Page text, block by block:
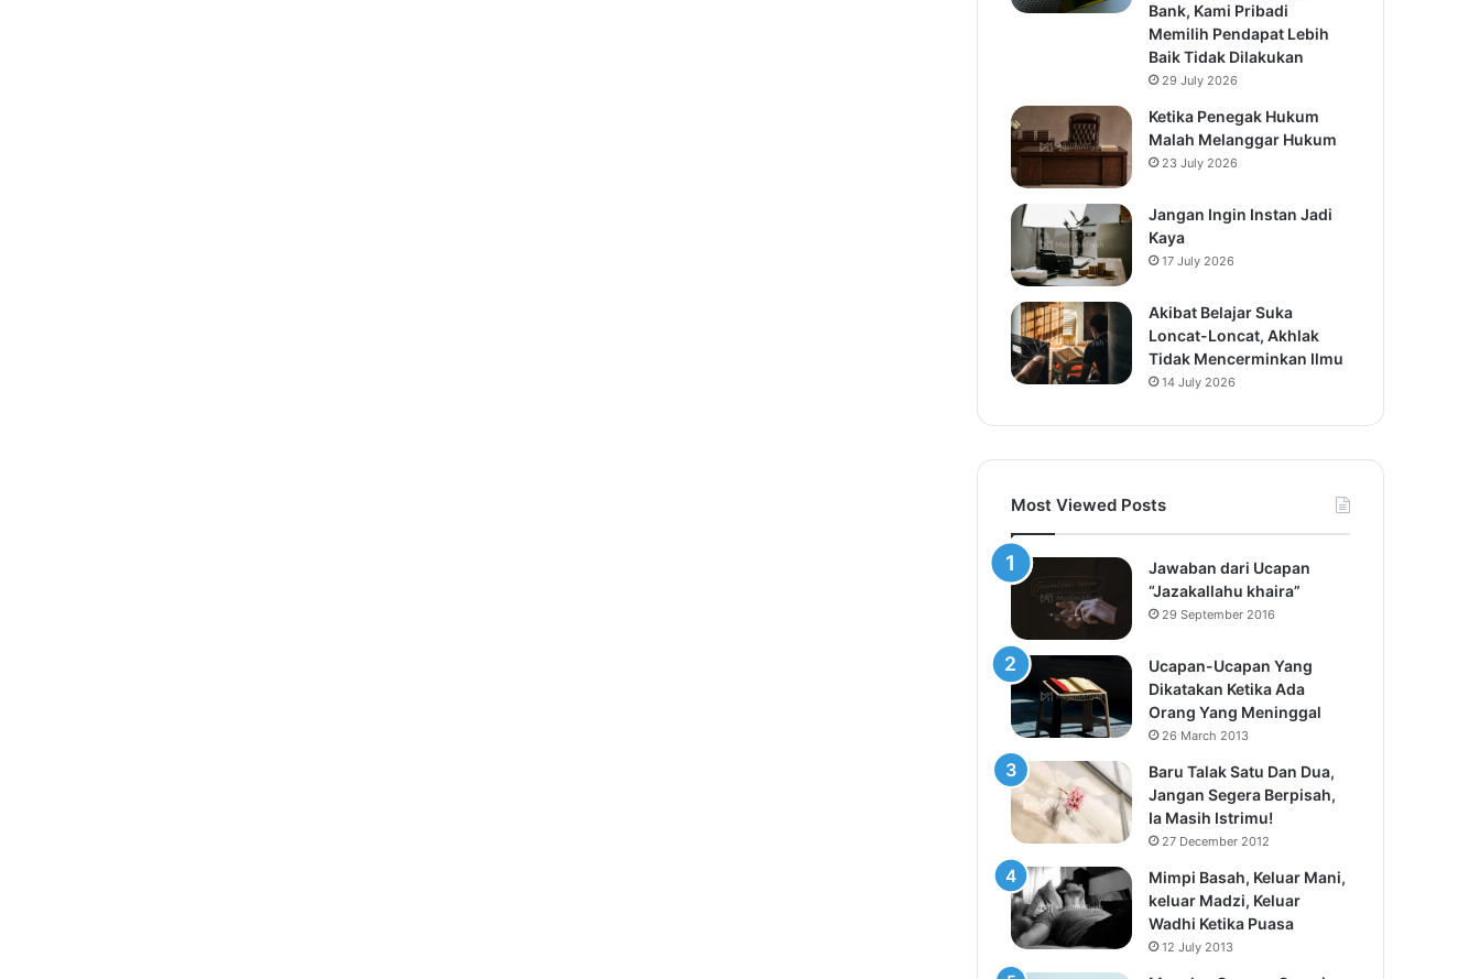
Bank, Kami Pribadi
Memilih Pendapat Lebih
Baik Tidak Dilakukan
29 July 2026
Ketika Penegak Hukum
Malah Melanggar Hukum
23 July 2026
Jangan Ingin Instan Jadi
Kaya
17 July 2026
Akibat Belajar Suka
Loncat-Loncat, Akhlak
Tidak Mencerminkan Ilmu
14 July 2026
Most Viewed Posts
Jawaban dari Ucapan
“Jazakallahu khaira”
29 September 2016
Ucapan-Ucapan Yang
Dikatakan Ketika Ada
Orang Yang Meninggal
26 March 2013
Baru Talak Satu Dan Dua,
Jangan Segera Berpisah,
Ia Masih Istrimu!
27 December 2012
Mimpi Basah, Keluar Mani,
keluar Madzi, Keluar
Wadhi Ketika Puasa
12 July 2013